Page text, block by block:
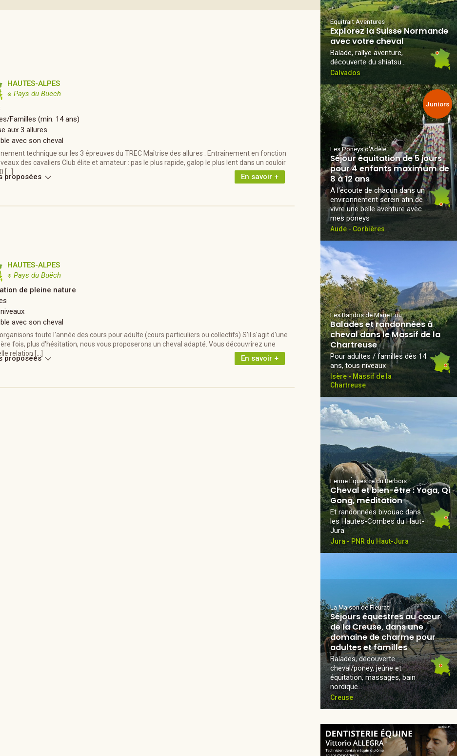
HAUTES-ALPES
※ Pays du Buëch
Familles (min. 14 ans)
aux 3 allures
avec son cheval
technique sur les 3 épreuves du TREC Maîtrise des allures : Entrainement en fonction
des cavaliers Club élite et amateur : pas le plus rapide, galop le plus lent dans un couloir
[…]
En savoir +
proposées
HAUTES-ALPES
※ Pays du Buëch
de pleine nature
avec son cheval
toute l'année des cours pour adulte (cours particuliers ou collectifs) S'il s'agit d'une
fois, plus d'hésitation, nous vous proposerons un cheval adapté. Vous découvrirez une
relation […]
En savoir +
proposées
Equitrait Aventures
Explorez la Suisse Normande
avec votre cheval
Balade, rallye aventure,
découverte du shiatsu…
Calvados
Juniors
Les Poneys d'Adèle
Séjour équitation de 5 jours
pour 4 enfants maximum de
8 à 12 ans
A l'écoute de chacun dans un
environnement serein afin de
vivre une belle aventure avec
mes poneys
Aude - Corbières
Les Randos de Marie Lou
Balades et randonnées à
cheval dans le Massif de la
Chartreuse
Pour adultes / familles dès 14
ans, tous niveaux
Isère - Massif de la
Chartreuse
Ferme Équestre du Berbois
Cheval et bien-être : Yoga, Qi
Gong, méditation
Et randonnées bivouac dans
les Hautes-Combes du Haut-
Jura
Jura - PNR du Haut-Jura
La Maison de Fleurat
Séjours équestres au cœur
de la Creuse, dans une
domaine de charme pour
adultes et familles
Balades, découverte
cheval/poney, jeûne et
équitation, massages, bain
nordique...
Creuse